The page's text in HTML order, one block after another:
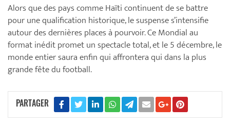
Alors que des pays comme Haïti continuent de se battre
pour une qualification historique, le suspense s’intensifie
autour des dernières places à pourvoir. Ce Mondial au
format inédit promet un spectacle total, et le 5 décembre, le
monde entier saura enfin qui affrontera qui dans la plus
grande fête du football.
PARTAGER